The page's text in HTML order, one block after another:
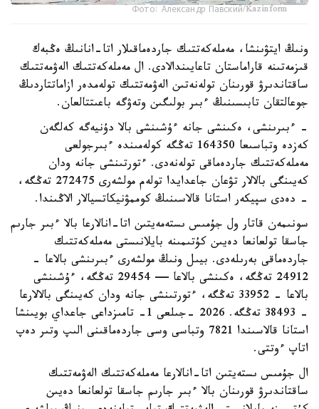
Фото: Александр Павский/Kazinform
ونىڭ ايتۋىنشا، مەملەكەتتىك جاردەماقىلار اتا-انانىڭ ەڭبەك
قىزمەتىنە قاراماستان تاعايىندالادى. ال مەملەكەتتىك الەۋمەتتىك
ساقتاندىرۋ قورىنان تولەنەتىن الەۋمەتتىك تولەمدەر ازاماتتاردىڭ
جوعالتقان تابىسىنىڭ ءبىر بولىگىن وتەۋگە باعىتتالعان.
- ءبىرىنشى، ەكىنشى جانە ءۇشىنشى بالا دۇنيەگە كەلگەن
كەزدە وتباسىعا 164350 تەڭگە كولەمىندە ءبىرجولعى
مەملەكەتتىك جاردەماقى تولەنەدى. ءتورتىنشى جانە ودان
كەيىنگى بالالار تۋعان جاعدايدا تولەم مولشەرى 272475 تەڭگە،
- دەدى سپيكەر استانا قالاسىنىڭ كوممۋنيكاتسيالار الاڭىندا.
سونىمەن قاتار ول جۇمىس ىستەمەيتىن اتا-انالارعا بالا ءبىر جارىم
جاسقا تولعانعا دەيىن كۇتىمىنە بايلانىستى مەملەكەتتىك
جاردەماقى بەرىلەدى. بيىل ونىڭ مولشەرى ءبىرىنشى بالاعا -
24912 تەڭگە، ەكىنشى بالاعا — 29454 تەڭگە، ءۇشىنشى
بالاعا - 33952 تەڭگە، ءتورتىنشى جانە ودان كەيىنگى بالالارعا
- 38493 تەڭگە. 2026 -جىلعى 1- تامىزداعى جاعداي بويىنشا
استانا قالاسىندا 7821 وتباسى وسى جاردەماقىنى الىپ وتىر دەپ
اتاپ ءوتتى.
ال جۇمىس ىستەيتىن اتا-انالارعا مەملەكەتتىك الەۋمەتتىك
ساقتاندىرۋ قورىنان بالا ءبىر جارىم جاسقا تولعانعا دەيىن